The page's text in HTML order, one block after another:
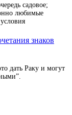
садовое;
любимые
знаков
дать Раку и могут